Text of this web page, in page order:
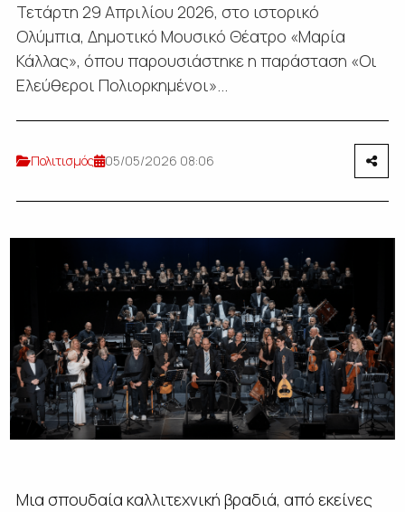
Τετάρτη 29 Απριλίου 2026, στο ιστορικό
Ολύμπια, Δημοτικό Μουσικό Θέατρο «Μαρία
Κάλλας», όπου παρουσιάστηκε η παράσταση «Οι
Ελεύθεροι Πολιορκημένοι»...
Πολιτισμός 05/05/2026 08:06
Μια σπουδαία καλλιτεχνική βραδιά, από εκείνες